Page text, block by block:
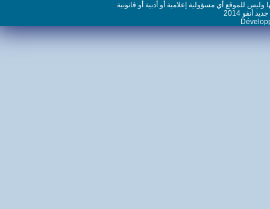
للموقع أي مسؤولية إعلامية أو أدبية أو قانونية
2014